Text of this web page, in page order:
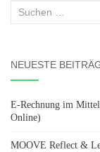
Suchen
NEUESTE
E-Rechnung im
Online)
MOOVE Reflect &